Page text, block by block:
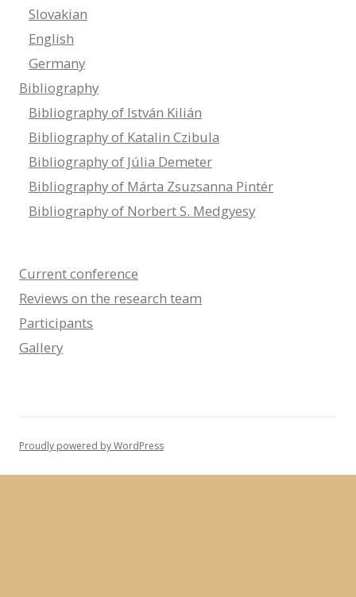
Slovakian
English
Germany
Bibliography
Bibliography of István Kilián
Bibliography of Katalin Czibula
Bibliography of Júlia Demeter
Bibliography of Márta Zsuzsanna Pintér
Bibliography of Norbert S. Medgyesy
Current conference
Reviews on the research team
Participants
Gallery
Proudly powered by WordPress